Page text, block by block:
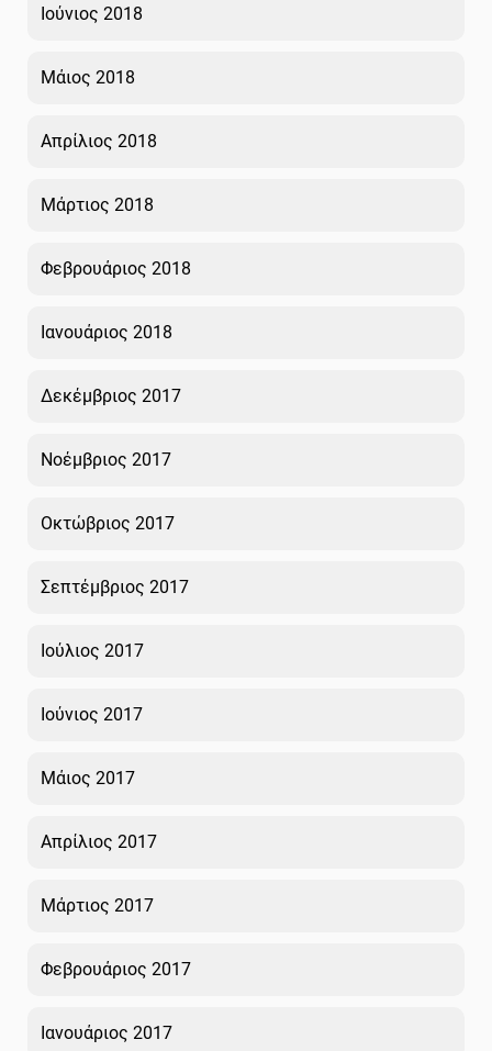
Ιούνιος 2018
Μάιος 2018
Απρίλιος 2018
Μάρτιος 2018
Φεβρουάριος 2018
Ιανουάριος 2018
Δεκέμβριος 2017
Νοέμβριος 2017
Οκτώβριος 2017
Σεπτέμβριος 2017
Ιούλιος 2017
Ιούνιος 2017
Μάιος 2017
Απρίλιος 2017
Μάρτιος 2017
Φεβρουάριος 2017
Ιανουάριος 2017